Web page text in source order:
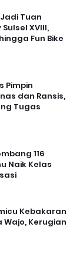
Tuan
XVIII,
Fun Bike
Pimpin
dan Ransis,
Tugas
116
Naik Kelas
Kebakaran
Wajo, Kerugian